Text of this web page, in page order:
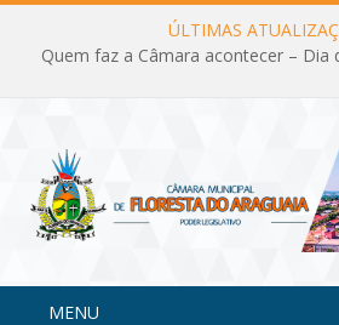
ÚLTIMAS
Quem faz a Câmara acontecer – Dia
MENU